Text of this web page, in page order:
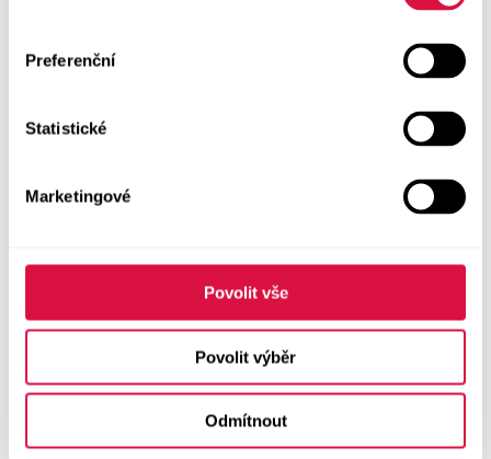
Preferenční
Statistické
Marketingové
Povolit vše
Povolit výběr
Odmítnout
Kabelky
Čepice
Šály